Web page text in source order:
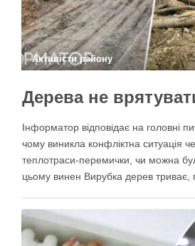
Активісти району
Інформатор відповідає на головні
чому виникла конфліктна ситуація
теплотраси-перемички, чи можна
цьому винен Вирубка дерев триває,
суботу, 8 серпня 2026 року, на
вже …